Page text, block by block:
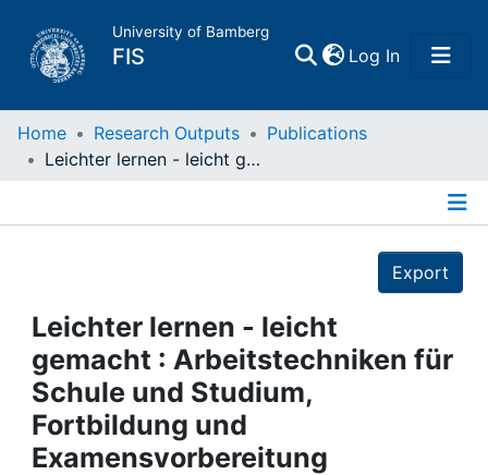
University of Bamberg
FIS Log In(current)
Home
Projects
People
Institutions
Home Research Outputs
Publications
Leichter lernen - leicht gemacht : Arbeitstechniken für Schule und Studium, Fortbildung und Examensvorbereitung
Export
Leichter lernen - leicht
gemacht : Arbeitstechniken für
Schule und Studium,
Fortbildung und
Examensvorbereitung